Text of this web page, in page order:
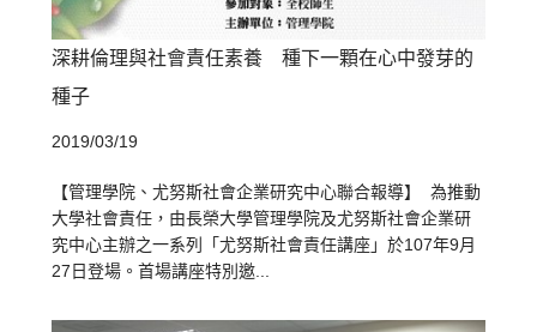
深耕倫理與社會責任素養 種下一顆在心中發芽的
種子
2019/03/19
【管理學院、尤努斯社會企業研究中心聯合報導】 為推動
大學社會責任，由長榮大學管理學院及尤努斯社會企業研
究中心主辦之一系列「尤努斯社會責任講座」於107年9月
27日登場。首場講座特別邀...